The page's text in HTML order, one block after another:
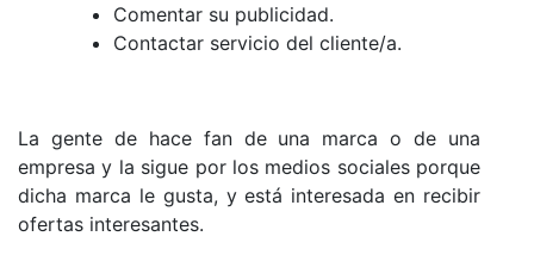
Comentar su publicidad.
Contactar servicio del cliente/a.
La gente de hace fan de una marca o de una
empresa y la sigue por los medios sociales porque
dicha marca le gusta, y está interesada en recibir
ofertas interesantes.